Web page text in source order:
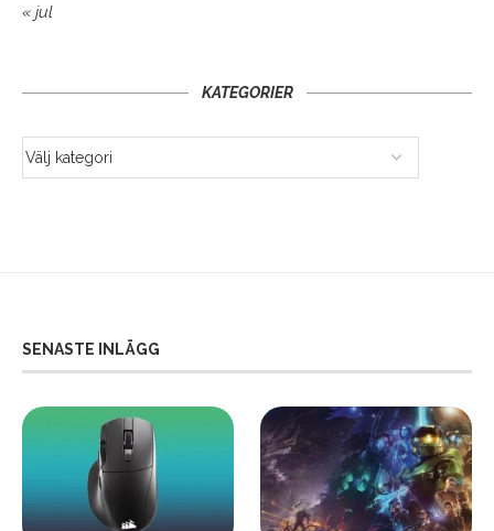
« jul
KATEGORIER
SENASTE INLÄGG